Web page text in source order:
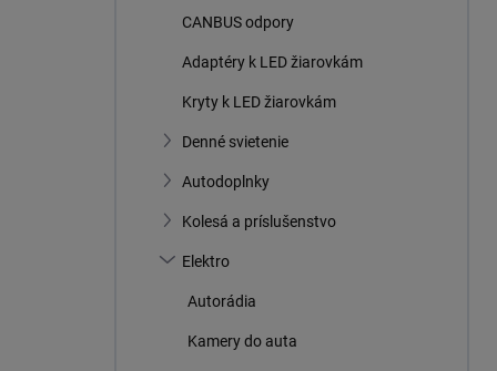
CANBUS odpory
Adaptéry k LED žiarovkám
Kryty k LED žiarovkám
Denné svietenie
Autodoplnky
Kolesá a príslušenstvo
Elektro
Autorádia
Kamery do auta